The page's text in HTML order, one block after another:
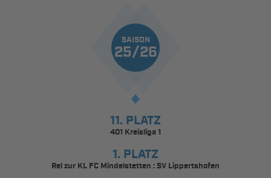
SAISON
25/26
11. PLATZ
401 Kreisliga 1
1. PLATZ
Rel zur KL FC Mindelstetten : SV Lippertshofen